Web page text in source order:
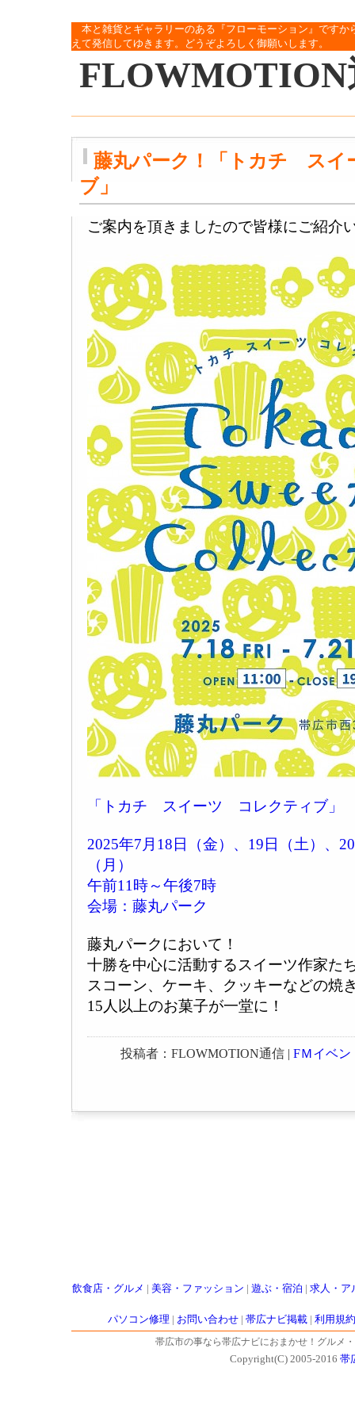
本と雑貨とギャラリーのある『フローモーション』です
えて発信してゆきます。どうぞよろしく御願いします。
FLOWMOTION
藤丸パーク！「トカチ ス
ブ」
ご案内を頂きましたので皆様にご紹介
「トカチ スイーツ コレクティブ」
2025年7月18日（金）、19日（土）、
（月）
午前11時～午後7時
会場：藤丸パーク
藤丸パークにおいて！
十勝を中心に活動するスイーツ作家た
スコーン、ケーキ、クッキーなどの焼
15人以上のお菓子が一堂に！
投稿者：FLOWMOTION通信 | FＭイベン
飲食店・グルメ 美容・ファッション 遊ぶ・宿泊 求人・ア
パソコン修理 お問い合わせ| 帯広ナビ掲載| 利用規約
帯広市の事なら帯広ナビにおまかせ！グルメ
Copyright(C) 2005-2016 帯